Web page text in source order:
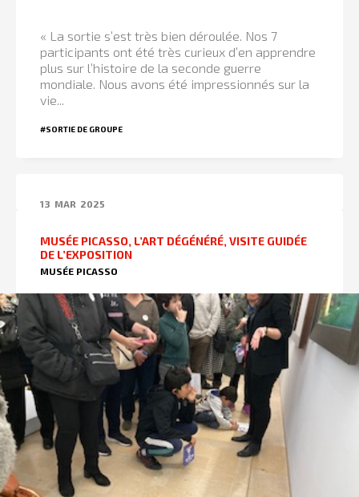
« La sortie s’est très bien déroulée. Nos 7
participants ont été très curieux d’en apprendre
plus sur l’histoire de la seconde guerre
mondiale. Nous avons été impressionnés sur la
vie...
#SORTIE DE GROUPE
13 MAR 2025
MUSÉE PICASSO, L’ART DÉGÉNÉRÉ, VISITE GUIDÉE
DE L’EXPOSITION
MUSÉE PICASSO